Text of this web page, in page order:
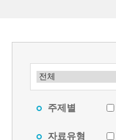
주제별
자료유형